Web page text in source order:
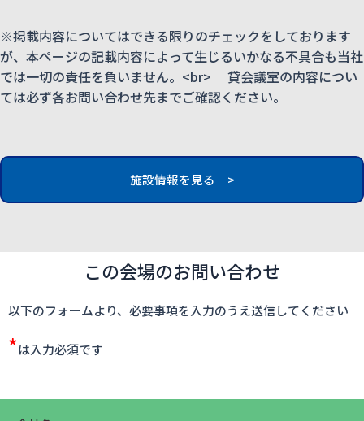
※掲載内容についてはできる限りのチェックをしております
が、本ページの記載内容によって生じるいかなる不具合も当社
では一切の責任を負いません。<br> 貸会議室の内容につい
ては必ず各お問い合わせ先までご確認ください。
施設情報を見る >
この会場のお問い合わせ
以下のフォームより、必要事項を入力のうえ送信してください
*は入力必須です